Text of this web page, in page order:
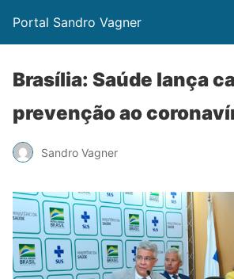
Portal Sandro Vagner
Brasília: Saúde lança
prevenção ao
Sandro Vagner